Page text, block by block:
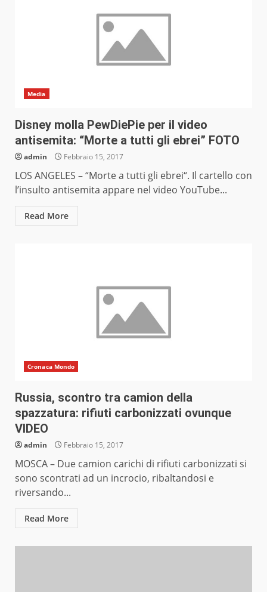
Media
Disney molla PewDiePie per il video
antisemita: “Morte a tutti gli ebrei” FOTO
admin Febbraio 15, 2017
LOS ANGELES – “Morte a tutti gli ebrei“. Il cartello con
l’insulto antisemita appare nel video YouTube...
Read More
Cronaca Mondo
Russia, scontro tra camion della
spazzatura: rifiuti carbonizzati ovunque
VIDEO
admin Febbraio 15, 2017
MOSCA – Due camion carichi di rifiuti carbonizzati si
sono scontrati ad un incrocio, ribaltandosi e
riversando...
Read More